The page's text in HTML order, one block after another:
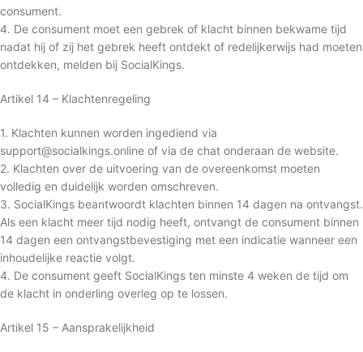
consument.
4. De consument moet een gebrek of klacht binnen bekwame tijd
nadat hij of zij het gebrek heeft ontdekt of redelijkerwijs had moeten
ontdekken, melden bij SocialKings.
Artikel 14 – Klachtenregeling
1. Klachten kunnen worden ingediend via
support@socialkings.online of via de chat onderaan de website.
2. Klachten over de uitvoering van de overeenkomst moeten
volledig en duidelijk worden omschreven.
3. SocialKings beantwoordt klachten binnen 14 dagen na ontvangst.
Als een klacht meer tijd nodig heeft, ontvangt de consument binnen
14 dagen een ontvangstbevestiging met een indicatie wanneer een
inhoudelijke reactie volgt.
4. De consument geeft SocialKings ten minste 4 weken de tijd om
de klacht in onderling overleg op te lossen.
Artikel 15 – Aansprakelijkheid